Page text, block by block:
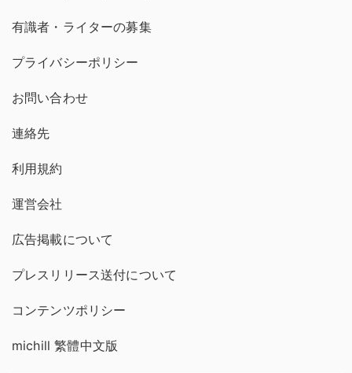
有識者・ライターの募集
プライバシーポリシー
お問い合わせ
連絡先
利用規約
運営会社
広告掲載について
プレスリリース送付について
コンテンツポリシー
michill 繁體中文版